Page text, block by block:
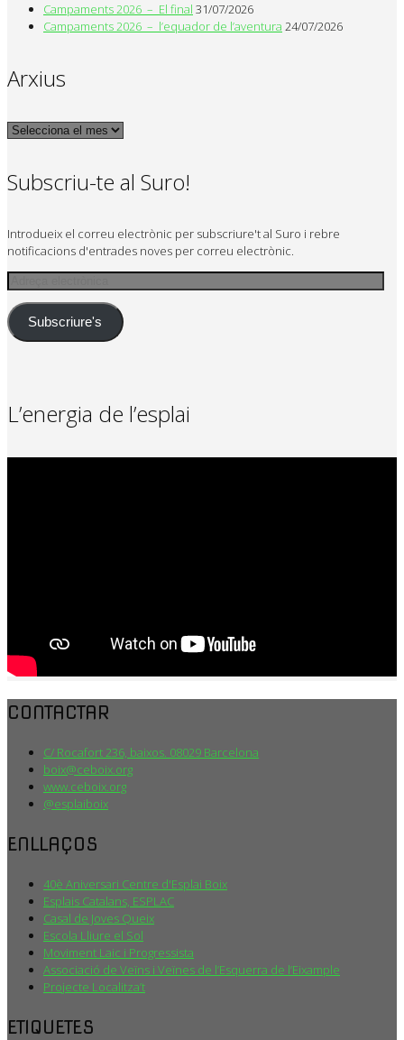
Campaments 2026 – El final 31/07/2026
Campaments 2026 – l’equador de l’aventura 24/07/2026
Arxius
Arxius
Subscriu-te al Suro!
Introdueix el correu electrònic per subscriure't al Suro i rebre
notificacions d'entrades noves per correu electrònic.
Subscriure's
L’energia de l’esplai
CONTACTAR
C/ Rocafort 236, baixos. 08029 Barcelona
boix@ceboix.org
www.ceboix.org
@esplaiboix
ENLLAÇOS
40è Aniversari Centre d'Esplai Boix
Esplais Catalans, ESPLAC
Casal de Joves Queix
Escola Lliure el Sol
Moviment Laic i Progressista
Associació de Veïns i Veïnes de l’Esquerra de l’Eixample
Projecte Localitza’t
ETIQUETES